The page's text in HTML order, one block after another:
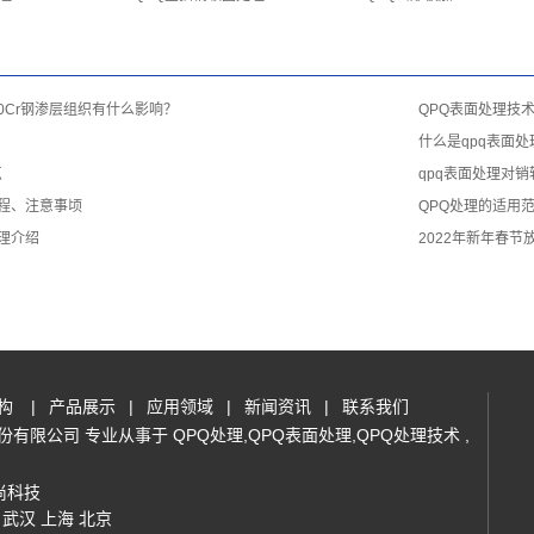
钢渗层组织有什么影响？
QPQ表面处理技
什么是qpq表面处
qpq表面处理对销
、注意事顷
QPQ处理的适用
介绍
2022年新年春节
| 产品展示 | 应用领域 | 新闻资讯 |
联系我们
有限公司 专业从事于 QPQ处理 QPQ表面处理 QPQ处理技术
科技
武汉
上海 北京